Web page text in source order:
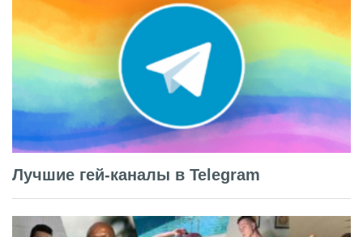
Лучшие гей-каналы в Telegram